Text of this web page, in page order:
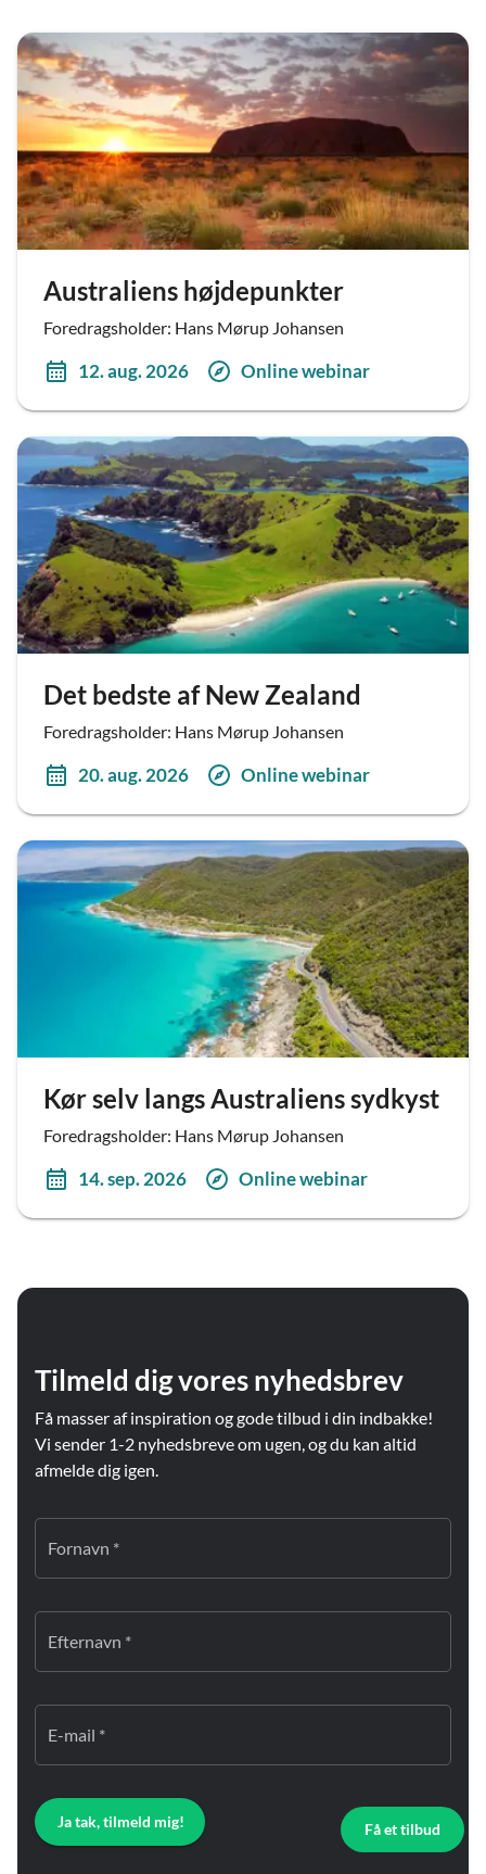
Få et tilbud
Australiens højdepunkter
Foredragsholder: Hans Mørup Johansen
12. aug. 2026 Online webinar
Det bedste af New Zealand
Foredragsholder: Hans Mørup Johansen
20. aug. 2026 Online webinar
Kør selv langs Australiens sydkyst
Foredragsholder: Hans Mørup Johansen
14. sep. 2026 Online webinar
Tilmeld dig vores nyhedsbrev
Få masser af inspiration og gode tilbud i din indbakke!
Vi sender 1-2 nyhedsbreve om ugen, og du kan altid
afmelde dig igen.
Fornavn *
Efternavn *
E-mail *
Ja tak, tilmeld mig!